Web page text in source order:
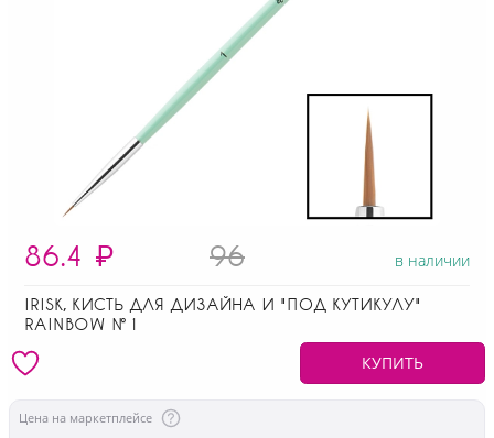
86.4 ₽ 96 в наличии
IRISK, КИСТЬ ДЛЯ ДИЗАЙНА И "ПОД КУТИКУЛУ"
RAINBOW № 1
КУПИТЬ
Цена на маркетплейсе